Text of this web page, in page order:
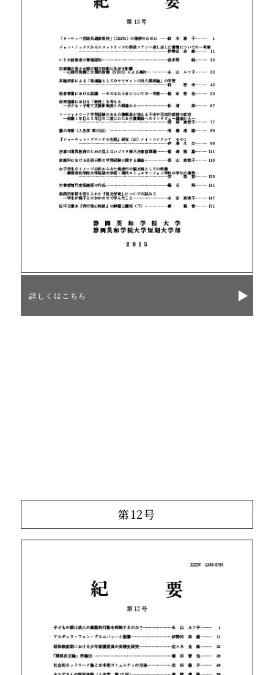
詳しくはこちら
第12号